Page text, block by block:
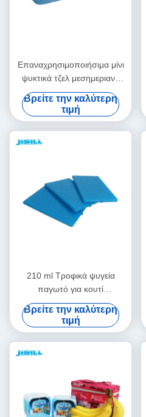
Επαναχρησιμοποιήσιμα μίνι
ψυκτικά τζελ μεσημεριανό
παγωτό πακέτα μακροχρόνια
παγωτό πακέτα για τρόφιμα
κατεψυγμένα
Βρείτε την καλύτερη
τιμή
210 ml Τροφικά ψυγεία
παγωτό για κουτί
μεσημεριανού γεύματος και
ψυγεία
Βρείτε την καλύτερη
τιμή